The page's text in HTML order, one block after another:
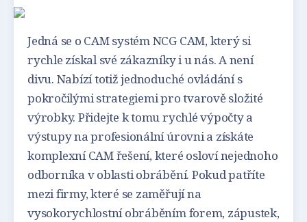
Jedná se o CAM systém NCG CAM, který si
rychle získal své zákazníky i u nás. A není
divu. Nabízí totiž jednoduché ovládání s
pokročilými strategiemi pro tvarově složité
výrobky. Přidejte k tomu rychlé výpočty a
výstupy na profesionální úrovni a získáte
komplexní CAM řešení, které osloví nejednoho
odborníka v oblasti obrábění. Pokud patříte
mezi firmy, které se zaměřují na
vysokorychlostní obráběním forem, zápustek,